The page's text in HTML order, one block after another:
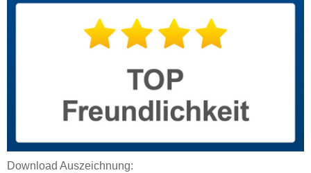
Download Auszeichnung: